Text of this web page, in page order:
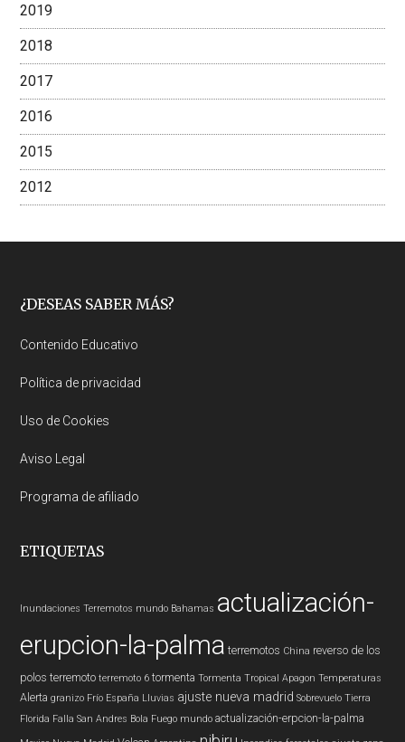
2019
2018
2017
2016
2015
2012
Footer
¿DESEAS SABER MÁS?
Contenido Educativo
Política de privacidad
Uso de Cookies
Aviso Legal
Programa de afiliado
ETIQUETAS
Inundaciones Terremotos mundo Bahamas actualización-
erupcion-la-palma terremotos China reverso de los
polos terremoto terremoto 6 tormenta Tormenta Tropical Apagon Temperaturas
Alerta granizo Frío España Lluvias ajuste nueva madrid Sobrevuelo Tierra
Florida Falla San Andres Bola Fuego mundo actualización-erpcion-la-palma